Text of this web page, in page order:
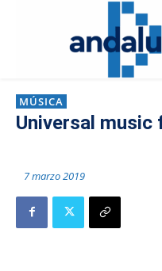
MÚSICA
Universal music
7 marzo 2019